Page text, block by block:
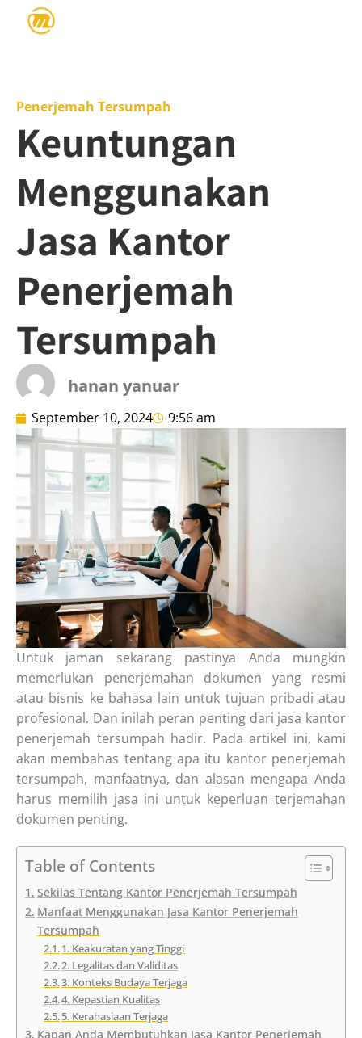
Penerjemah Tersumpah
Keuntungan
Menggunakan
Jasa Kantor
Penerjemah
Tersumpah
hanan yanuar
September 10, 2024 9:56 am
Untuk jaman sekarang pastinya Anda mungkin
memerlukan penerjemahan dokumen yang resmi
atau bisnis ke bahasa lain untuk tujuan pribadi atau
profesional. Dan inilah peran penting dari jasa kantor
penerjemah tersumpah hadir. Pada artikel ini, kami
akan membahas tentang apa itu kantor penerjemah
tersumpah, manfaatnya, dan alasan mengapa Anda
harus memilih jasa ini untuk keperluan terjemahan
dokumen penting.
Table of Contents
Sekilas Tentang Kantor Penerjemah Tersumpah
Manfaat Menggunakan Jasa Kantor Penerjemah
Tersumpah
1. Keakuratan yang Tinggi
2. Legalitas dan Validitas
3. Konteks Budaya Terjaga
4. Kepastian Kualitas
5. Kerahasiaan Terjaga
Kapan Anda Membutuhkan Jasa Kantor Penerjemah